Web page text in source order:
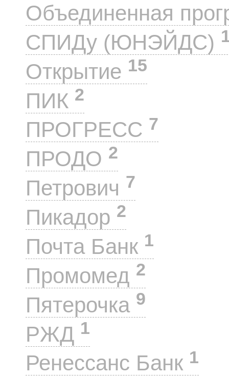
Объединенная
СПИДу (ЮНЭЙДС)
Открытие 15
ПИК 2
ПРОГРЕСС 7
ПРОДО 2
Петрович 7
Пикадор 2
Почта Банк 1
Промомед 2
Пятерочка 9
РЖД 1
Ренессанс Банк 1